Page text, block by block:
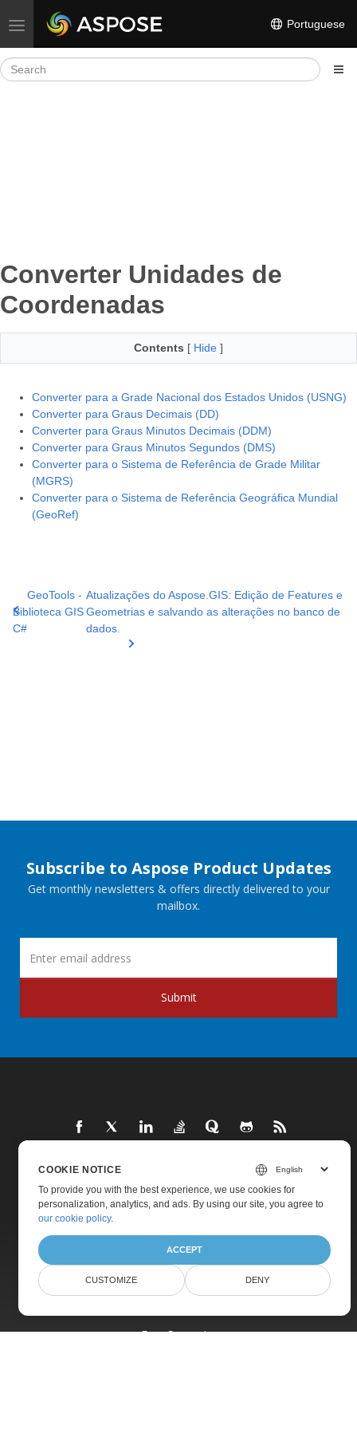
Toggle navigation Portuguese
Converter Unidades de
Coordenadas
Contents [ Hide ]
Converter para a Grade Nacional dos Estados Unidos (USNG)
Converter para Graus Decimais (DD)
Converter para Graus Minutos Decimais (DDM)
Converter para Graus Minutos Segundos (DMS)
Converter para o Sistema de Referência de Grade Militar
(MGRS)
Converter para o Sistema de Referência Geográfica Mundial
(GeoRef)
GeoTools -
Biblioteca GIS
C#
Atualizações do Aspose.GIS: Edição de Features e
Geometrias e salvando as alterações no banco de
dados.
Subscribe to Aspose Product Updates
Get monthly newsletters & offers directly delivered to your
mailbox.
Submit
Home
Products
New Releases
Docs
Free Support
COOKIE NOTICE
To provide you with the best experience, we use cookies for
personalization, analytics, and ads. By using our site, you agree to
our cookie policy.
ACCEPT
CUSTOMIZE DENY